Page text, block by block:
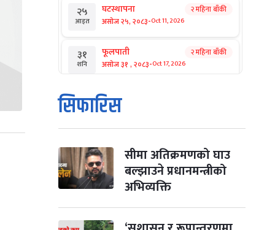
२५
आइत
घटस्थापना
असोज २५, २०८३-Oct 11, 2026
२ महिना बाँकी
३१
शनि
फूलपाती
असोज ३१ , २०८३-Oct 17, 2026
२ महिना बाँकी
१
आइत
कार्तिक सङ्क्रान्ति
कार्तिक १, २०८३
मंगल कार्तिक ३, २०८३- Oct 20, 2026
४ विजयादशमी
कार्तिक ४, २०८३-Oct 21, 2026
५ पापा‌ङ्कुशा एकादशी व्रत २ महिना बाँकी
सिफारिस
सीमा अतिक्रमणको घाउ
बल्झाउने प्रधानमन्त्रीको
अभिव्यक्ति